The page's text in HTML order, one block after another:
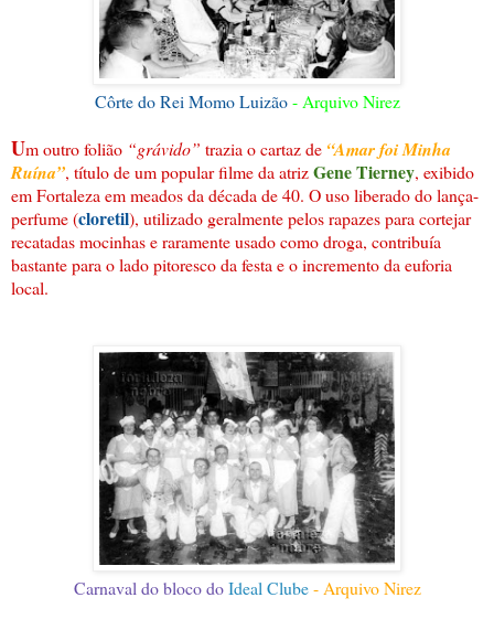
Côrte do Rei Momo Luizão - Arquivo Nirez
Um outro folião “grávido” trazia o cartaz de“Amar foi Minha
Ruína”, título de um popular filme da atrizGene Tierney, exibido
em Fortaleza em meados da década de 40. O uso liberado do lança-
perfume (cloretil), utilizado geralmente pelos rapazes para cortejar
recatadas mocinhas e raramente usado como droga, contribuía
bastante para o lado pitoresco da festa e o incremento da euforia
local.
Carnaval do bloco doIdeal Clube- Arquivo Nirez